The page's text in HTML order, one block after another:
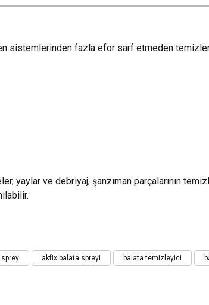
sistemlerinden fazla efor sarf etmeden
yaylar ve debriyaj, şanzıman parçalarının
akfix balata spreyi balata temizleyici